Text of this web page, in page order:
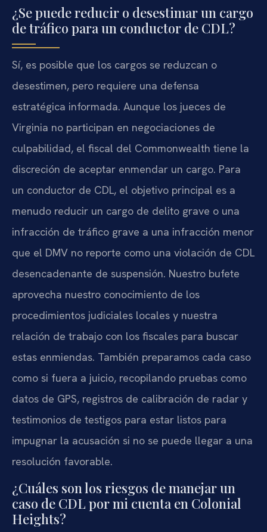
¿Se puede reducir o desestimar un cargo
de tráfico para un conductor de CDL?
Sí, es posible que los cargos se reduzcan o
desestimen, pero requiere una defensa
estratégica informada. Aunque los jueces de
Virginia no participan en negociaciones de
culpabilidad, el fiscal del Commonwealth tiene la
discreción de aceptar enmendar un cargo. Para
un conductor de CDL, el objetivo principal es a
menudo reducir un cargo de delito grave o una
infracción de tráfico grave a una infracción menor
que el DMV no reporte como una violación de CDL
desencadenante de suspensión. Nuestro bufete
aprovecha nuestro conocimiento de los
procedimientos judiciales locales y nuestra
relación de trabajo con los fiscales para buscar
estas enmiendas. También preparamos cada caso
como si fuera a juicio, recopilando pruebas como
datos de GPS, registros de calibración de radar y
testimonios de testigos para estar listos para
impugnar la acusación si no se puede llegar a una
resolución favorable.
¿Cuáles son los riesgos de manejar un
caso de CDL por mi cuenta en Colonial
Heights?